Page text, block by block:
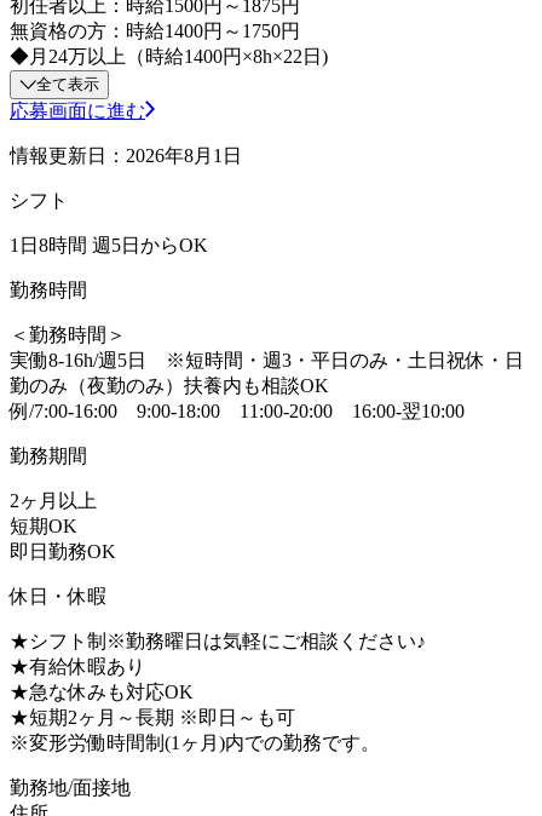
初任者以上：時給1500円～1875円
無資格の方：時給1400円～1750円
◆月24万以上（時給1400円×8h×22日)
全て表示
応募画面に進む
情報更新日：2026年8月1日
シフト
1日8時間 週5日からOK
勤務時間
＜勤務時間＞
実働8-16h/週5日 ※短時間・週3・平日のみ・土日祝休・日
勤のみ（夜勤のみ）扶養内も相談OK
例/7:00-16:00 9:00-18:00 11:00-20:00 16:00-翌10:00
勤務期間
2ヶ月以上
短期OK
即日勤務OK
休日・休暇
★シフト制※勤務曜日は気軽にご相談ください♪
★有給休暇あり
★急な休みも対応OK
★短期2ヶ月～長期 ※即日～も可
※変形労働時間制(1ヶ月)内での勤務です。
勤務地/面接地